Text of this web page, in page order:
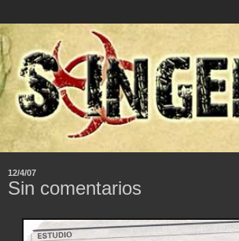
12/4/07
Sin comentarios